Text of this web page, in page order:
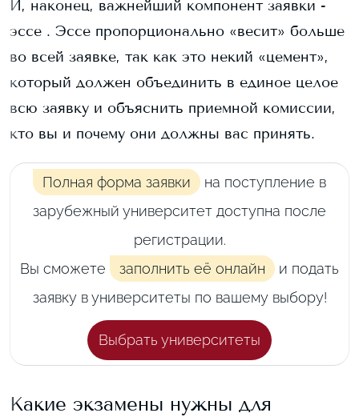
И, наконец, важнейший компонент заявки -
эссе . Эссе пропорционально «весит» больше
во всей заявке, так как это некий «цемент»,
который должен объединить в единое целое
всю заявку и объяснить приемной комиссии,
кто вы и почему они должны вас принять.
Полная форма заявки
на поступление в
зарубежный университет доступна после
регистрации.
Вы сможете
заполнить её онлайн
и подать
заявку в университеты по вашему выбору!
Выбрать университеты
Какие экзамены нужны для